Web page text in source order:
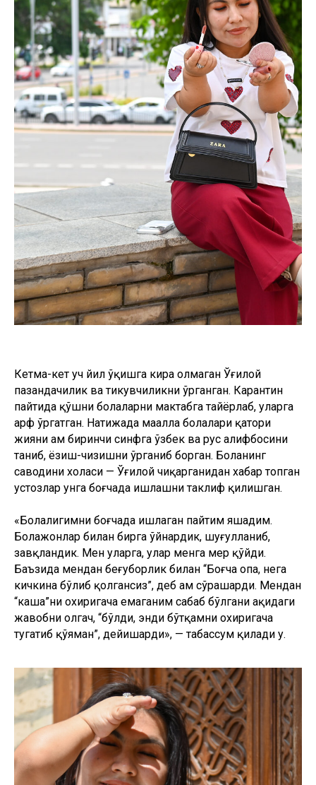
Кетма-кет уч йил ўқишга кира олмаган Ўғилой
пазандачилик ва тикувчиликни ўрганган. Карантин
пайтида қўшни болаларни мактабга тайёрлаб, уларга
ҳарф ўргатган. Натижада маҳалла болалари қатори
жияни ҳам биринчи синфга ўзбек ва рус алифбосини
таниб, ёзиш-чизишни ўрганиб борган. Боланинг
саводини холаси — Ўғилой чиқарганидан хабар топган
устозлар унга боғчада ишлашни таклиф қилишган.
«Болалигимни боғчада ишлаган пайтим яшадим.
Болажонлар билан бирга ўйнардик, шуғулланиб,
завқландик. Мен уларга, улар менга меҳр қўйди.
Баъзида мендан беғуборлик билан “Боғча опа, нега
кичкина бўлиб қолгансиз”, деб ҳам сўрашарди. Мендан
“каша”ни охиригача емаганим cабаб бўлгани ҳақидаги
жавобни олгач, “бўлди, энди бўтқамни охиригача
тугатиб қўяман”, дейишарди», — табассум қилади у.